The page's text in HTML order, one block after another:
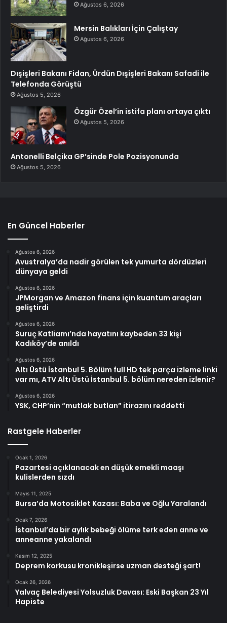
Ağustos 6, 2026
Mersin Balıkları İçin Çalıştay
Ağustos 6, 2026
Dışişleri Bakanı Fidan, Ürdün Dışişleri Bakanı Safadi ile
Telefonda Görüştü
Ağustos 5, 2026
Özgür Özel’in istifa planı ortaya çıktı
Ağustos 5, 2026
Antonelli Belçika GP’sinde Pole Pozisyonunda
Ağustos 5, 2026
En Güncel Haberler
Ağustos 6, 2026
Avustralya’da nadir görülen tek yumurta dördüzleri
dünyaya geldi
Ağustos 6, 2026
JPMorgan ve Amazon finans için kuantum araçları
geliştirdi
Ağustos 6, 2026
Suruç Katliamı’nda hayatını kaybeden 33 kişi
Kadıköy’de anıldı
Ağustos 6, 2026
Altı Üstü İstanbul 5. Bölüm full HD tek parça izleme linki
var mı, ATV Altı Üstü İstanbul 5. bölüm nereden izlenir?
Ağustos 6, 2026
YSK, CHP’nin “mutlak butlan” itirazını reddetti
Rastgele Haberler
Ocak 1, 2026
Pazartesi açıklanacak en düşük emekli maaşı
kulislerden sızdı
Mayıs 11, 2025
Bursa’da Motosiklet Kazası: Baba ve Oğlu Yaralandı
Ocak 7, 2026
İstanbul’da bir aylık bebeği ölüme terk eden anne ve
anneanne yakalandı
Kasım 12, 2025
Deprem korkusu kronikleşirse uzman desteği şart!
Ocak 26, 2026
Yalvaç Belediyesi Yolsuzluk Davası: Eski Başkan 23 Yıl
Hapiste